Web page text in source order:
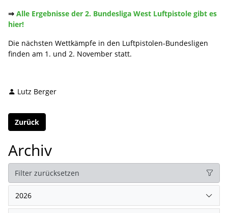
⇒ Alle Ergebnisse der 2. Bundesliga West Luftpistole gibt es
hier!
Die nächsten Wettkämpfe in den Luftpistolen-Bundesligen
finden am 1. und 2. November statt.
Lutz Berger
Zurück
Archiv
Filter zurücksetzen
2026